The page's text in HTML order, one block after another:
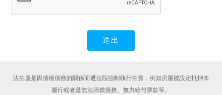
法拍屋是因債權債務的關係而遭法院強制執行拍賣，例如房屋被設定抵押未
履行或者是無法清償債務、無力給付票款等。